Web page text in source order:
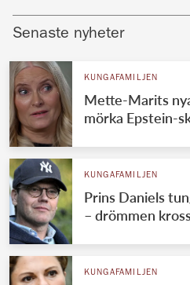
Senaste nyheter
KUNGAFAMILJEN
Mette-Marits
mörka Epstein-
KUNGAFAMILJEN
Prins Daniels
– drömmen
KUNGAFAMILJEN